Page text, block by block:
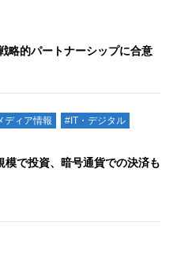
略的パートナーシップに合意
ディア情報 #IT・デジタル
で投資、暗号通貨での決済も